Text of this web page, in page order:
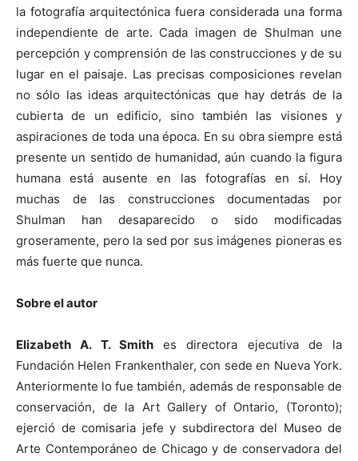
la fotografía arquitectónica fuera considerada una forma
independiente de arte. Cada imagen de Shulman une
percepción y comprensión de las construcciones y de su
lugar en el paisaje. Las precisas composiciones revelan
no sólo las ideas arquitectónicas que hay detrás de la
cubierta de un edificio, sino también las visiones y
aspiraciones de toda una época. En su obra siempre está
presente un sentido de humanidad, aún cuando la figura
humana está ausente en las fotografías en sí. Hoy
muchas de las construcciones documentadas por
Shulman han desaparecido o sido modificadas
groseramente, pero la sed por sus imágenes pioneras es
más fuerte que nunca.
Sobre el autor
Elizabeth A. T. Smithes directora ejecutiva de la
Fundación Helen Frankenthaler, con sede en Nueva York.
Anteriormente lo fue también, además de responsable de
conservación, de la Art Gallery of Ontario, (Toronto);
ejerció de comisaria jefe y subdirectora del Museo de
Arte Contemporáneo de Chicago y de conservadora del